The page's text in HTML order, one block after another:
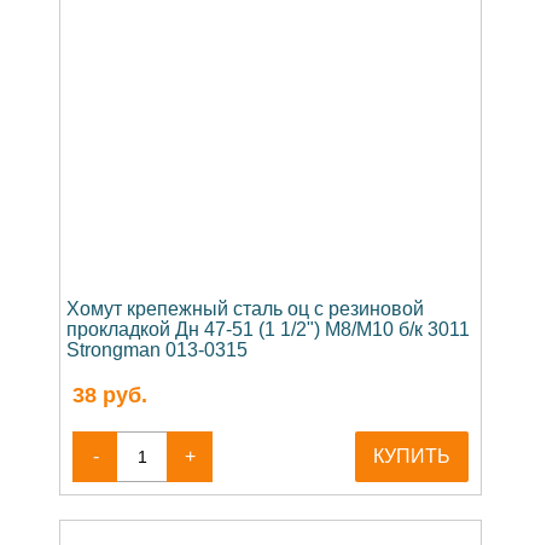
Хомут крепежный сталь оц с резиновой
прокладкой Дн 47-51 (1 1/2") М8/М10 б/к 3011
Strongman 013-0315
38 руб.
- + КУПИТЬ